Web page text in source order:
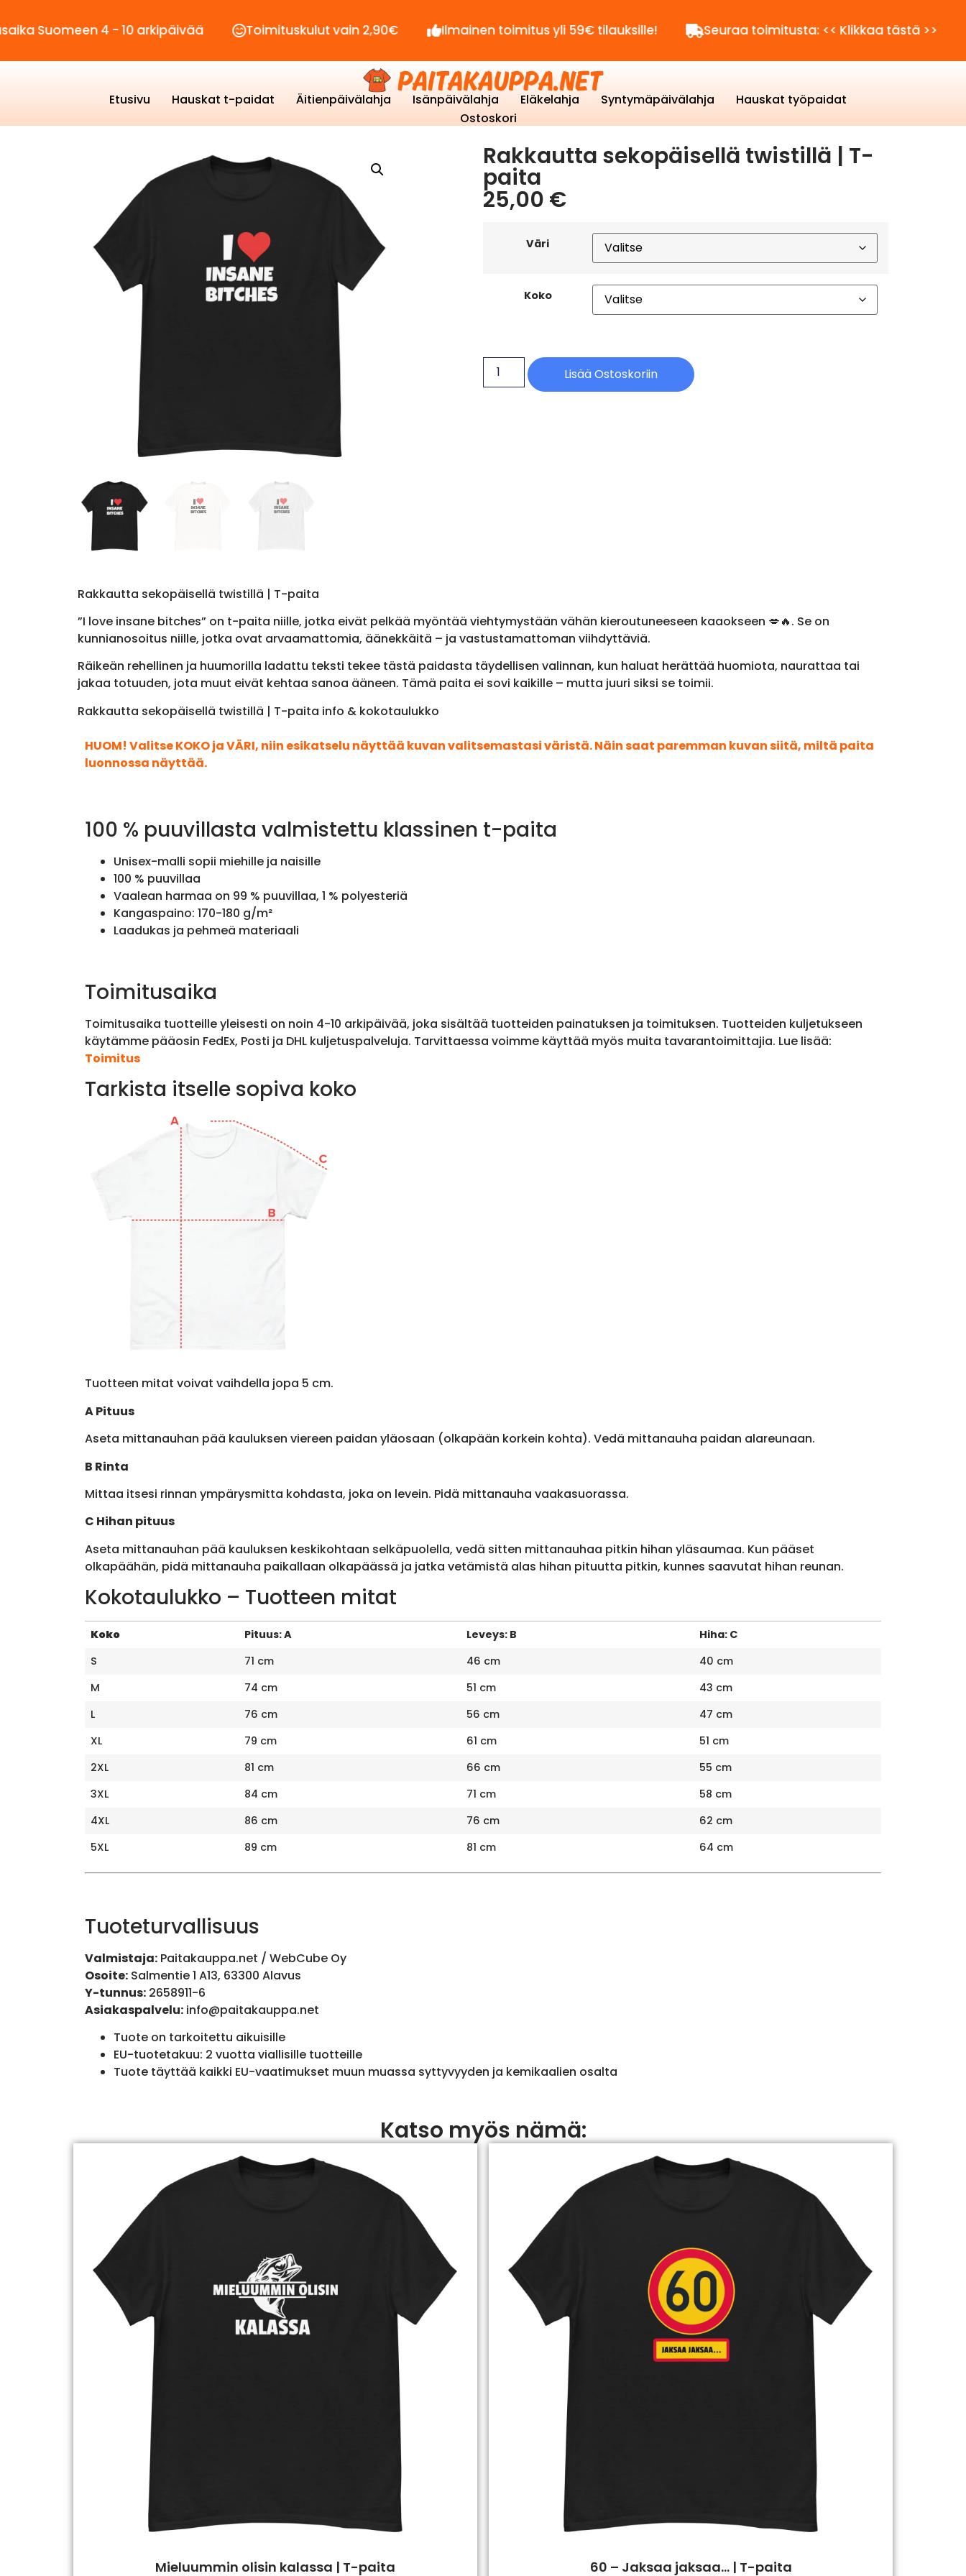
4 - 10 arkipäivää Toimituskulut vain 2,90€ Ilmainen toimitus yli 59€ tilauksille! Seuraa toimitusta: << Klikkaa tästä >>
Etusivu Hauskat t-paidat Äitienpäivälahja Isänpäivälahja Eläkelahja Syntymäpäivälahja
Hauskat työpaidat
Ostoskori
Rakkautta sekopäisellä twistillä | T-
paita
25,00 €
Väri
Koko
Lisää Ostoskoriin
Rakkautta sekopäisellä twistillä | T-paita
”I love insane bitches” on t-paita niille, jotka eivät pelkää myöntää viehtymystään vähän kieroutuneeseen kaaokseen 💋🔥. Se on
kunnianosoitus niille, jotka ovat arvaamattomia, äänekkäitä – ja vastustamattoman viihdyttäviä.
Räikeän rehellinen ja huumorilla ladattu teksti tekee tästä paidasta täydellisen valinnan, kun haluat herättää huomiota, naurattaa tai
jakaa totuuden, jota muut eivät kehtaa sanoa ääneen. Tämä paita ei sovi kaikille – mutta juuri siksi se toimii.
Rakkautta sekopäisellä twistillä | T-paita info & kokotaulukko
HUOM! Valitse KOKO ja VÄRI, niin esikatselu näyttää kuvan valitsemastasi väristä. Näin saat paremman kuvan siitä, miltä paita
luonnossa näyttää.
100 % puuvillasta valmistettu klassinen t-paita
Unisex-malli sopii miehille ja naisille
100 % puuvillaa
Vaalean harmaa on 99 % puuvillaa, 1 % polyesteriä
Kangaspaino: 170-180 g/m²
Laadukas ja pehmeä materiaali
Toimitusaika
Toimitusaika tuotteille yleisesti on noin 4-10 arkipäivää, joka sisältää tuotteiden painatuksen ja toimituksen. Tuotteiden kuljetukseen
käytämme pääosin FedEx, Posti ja DHL kuljetuspalveluja. Tarvittaessa voimme käyttää myös muita tavarantoimittajia. Lue lisää:
Toimitus
Tarkista itselle sopiva koko
Tuotteen mitat voivat vaihdella jopa 5 cm.
A Pituus
Aseta mittanauhan pää kauluksen viereen paidan yläosaan (olkapään korkein kohta). Vedä mittanauha paidan alareunaan.
B Rinta
Mittaa itsesi rinnan ympärysmitta kohdasta, joka on levein. Pidä mittanauha vaakasuorassa.
C Hihan pituus
Aseta mittanauhan pää kauluksen keskikohtaan selkäpuolella, vedä sitten mittanauhaa pitkin hihan yläsaumaa. Kun pääset
olkapäähän, pidä mittanauha paikallaan olkapäässä ja jatka vetämistä alas hihan pituutta pitkin, kunnes saavutat hihan reunan.
Kokotaulukko – Tuotteen mitat
Koko Pituus: A Leveys: B
Hiha: C
S
71 cm 46 cm
40 cm
M
74 cm 51 cm
43 cm
L
76 cm 56 cm
47 cm
XL
79 cm 61 cm
51 cm
2XL
81 cm 66 cm
55 cm
3XL
84 cm 71 cm
58 cm
4XL
86 cm 76 cm
62 cm
5XL
89 cm 81 cm 64 cm
Tuoteturvallisuus
Valmistaja:Paitakauppa.net / WebCube Oy
Osoite:Salmentie 1 A13, 63300 Alavus
Y-tunnus:2658911-6
Asiakaspalvelu: info@paitakauppa.net
Tuote on tarkoitettu aikuisille
EU-tuotetakuu: 2 vuotta viallisille tuotteille
Tuote täyttää kaikki EU-vaatimukset muun muassa syttyvyyden ja kemikaalien osalta
Katso myös nämä:
Mieluummin olisin kalassa | T-paita 60 – Jaksaa jaksaa… | T-paita